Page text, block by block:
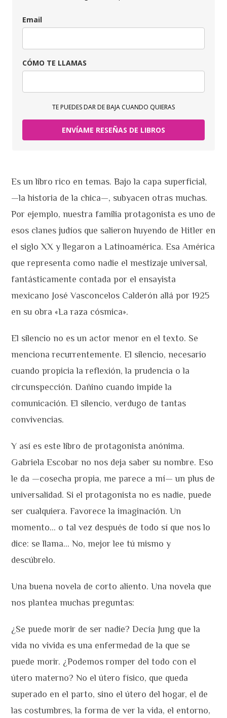
Email
CÓMO TE LLAMAS
TE PUEDES DAR DE BAJA CUANDO QUIERAS
ENVÍAME RESEÑAS DE LIBROS
Es un libro rico en temas. Bajo la capa superficial,
—la historia de la chica—, subyacen otras muchas.
Por ejemplo, nuestra familia protagonista es uno de
esos clanes judíos que salieron huyendo de Hitler en
el siglo XX y llegaron a Latinoamérica. Esa América
que representa como nadie el mestizaje universal,
fantásticamente contada por el ensayista
mexicano José Vasconcelos Calderón allá por 1925
en su obra «La raza cósmica».
El silencio no es un actor menor en el texto. Se
menciona recurrentemente. El silencio, necesario
cuando propicia la reflexión, la prudencia o la
circunspección. Dañino cuando impide la
comunicación. El silencio, verdugo de tantas
convivencias.
Y así es este libro de protagonista anónima.
Gabriela Escobar no nos deja saber su nombre. Eso
le da —cosecha propia, me parece a mí— un plus de
universalidad. Si el protagonista no es nadie, puede
ser cualquiera. Favorece la imaginación. Un
momento… o tal vez después de todo sí que nos lo
dice: se llama… No, mejor lee tú mismo y
descúbrelo.
Una buena novela de corto aliento. Una novela que
nos plantea muchas preguntas:
¿Se puede morir de ser nadie? Decía Jung que la
vida no vivida es una enfermedad de la que se
puede morir. ¿Podemos romper del todo con el
útero materno? No el útero físico, que queda
superado en el parto, sino el útero del hogar, el de
las costumbres, la forma de ver la vida, el entorno,